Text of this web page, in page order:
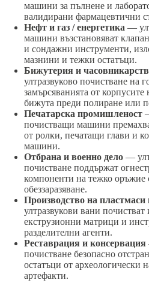
машини за пълнене и
валидирани фармацевтични
Нефт и газ / енергетика —
машини възстановяват
и сондажни инструменти,
мазнини и тежки остатъци.
Бижутерия и
ултразвуково почистване на
замърсяванията от
бижута преди полиране или
Печатарска промишленост
почистващи машини
от ролки, печатащи глави и
машини.
Отбрана и военно дело —
почистване поддържат
компоненти на тежко оръжие
обеззаразяване.
Производство на
ултразвукови вани
екструзионни матрици и
разделителни агенти.
Реставрация и консервация
почистване безопасно
остатъци от археологически
артефакти.